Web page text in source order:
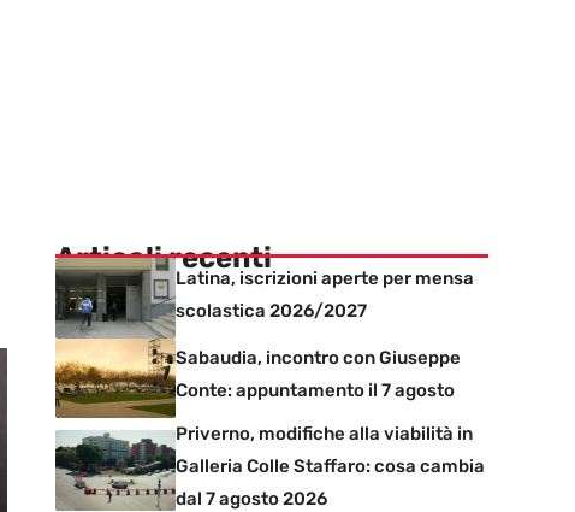
Articoli recenti
Latina, iscrizioni aperte per mensa
scolastica 2026/2027
Sabaudia, incontro con Giuseppe
Conte: appuntamento il 7 agosto
Priverno, modifiche alla viabilità in
Galleria Colle Staffaro: cosa cambia
dal 7 agosto 2026